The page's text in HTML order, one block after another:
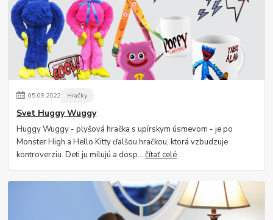
05.09.2022 Hračky
Svet Huggy Wuggy
Huggy Wuggy - plyšová hračka s upírskym úsmevom - je po
Monster High a Hello Kitty ďalšou hračkou, ktorá vzbudzuje
kontroverziu. Deti ju milujú a dosp...čítať celé